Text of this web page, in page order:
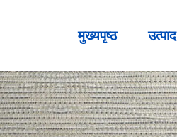
मुख्यपृष्ठ उत्पाद